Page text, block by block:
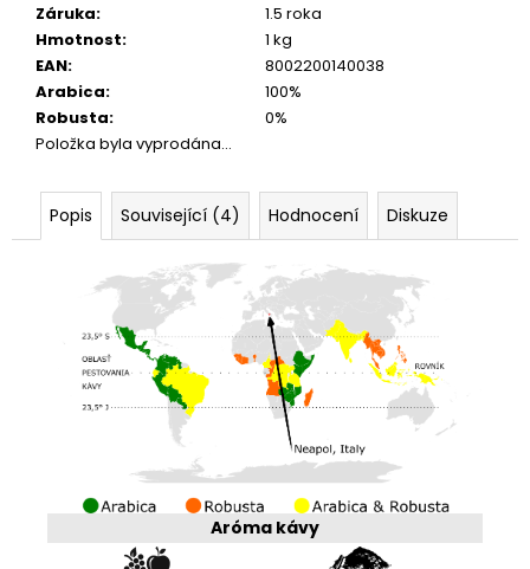
Záruka:
1.5 roka
Hmotnost:
1 kg
EAN:
8002200140038
Arabica:
100%
Robusta:
0%
Položka byla vyprodána…
Popis Související (4) Hodnocení Diskuze
Aróma kávy